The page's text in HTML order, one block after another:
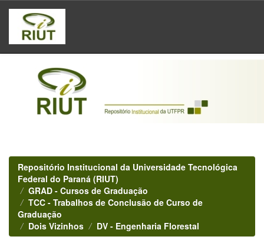
Skip
navigation
Repositório Institucional da Universidade Tecnológica
Federal do Paraná (RIUT)
GRAD - Cursos de Graduação
TCC - Trabalhos de Conclusão de Curso de
Graduação
Dois Vizinhos
DV - Engenharia Florestal